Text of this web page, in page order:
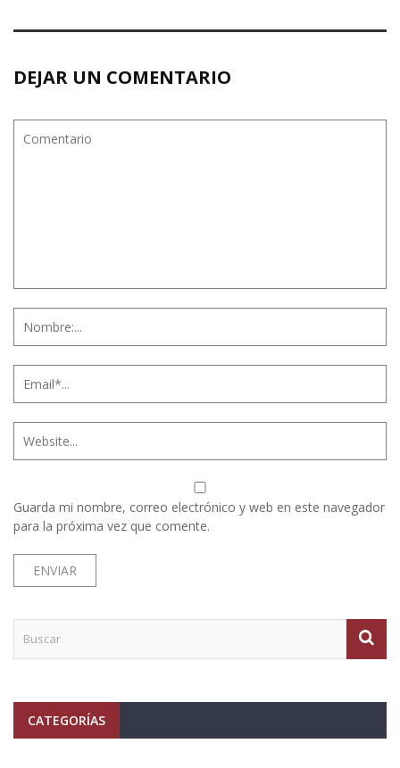
DEJAR UN COMENTARIO
Guarda mi nombre, correo electrónico y web en este navegador
para la próxima vez que comente.
CATEGORÍAS